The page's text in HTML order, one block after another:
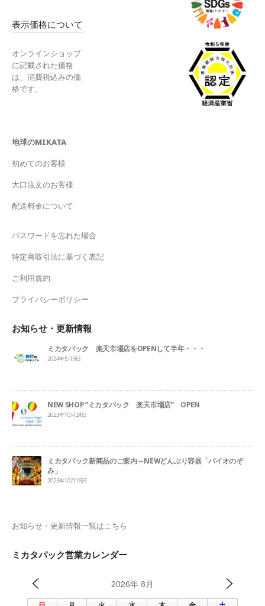
表示価格について
オンラインショップ
に記載された価格
は、消費税込みの価
格です。
地球のMIKATA
初めてのお客様
大口注文のお客様
配送料金について
パスワードを忘れた場合
特定商取引法に基づく表記
ご利用規約
プライバシーポリシー
お知らせ・更新情報
ミカタパック 楽天市場店をOPENして半年・・・
2024年5月9日
NEW SHOP ”ミカタパック 楽天市場店” OPEN
2023年10月24日
ミカタパック新商品のご案内～NEWどんぶり容器「バイオのぞ
み」
2023年10月16日
お知らせ・更新情報一覧はこちら
ミカタパック営業カレンダー
2026年 8月